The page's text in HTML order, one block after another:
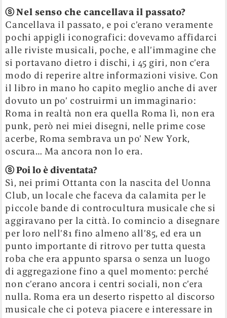
ⓢNel senso che cancellava il passato?
Cancellava il passato, e poi c’erano veramente
pochi appigli iconografici: dovevamo affidarci
alle riviste musicali, poche, e all’immagine che
si portavano dietro i dischi, i 45 giri, non c’era
modo di reperire altre informazioni visive. Con
il libro in mano ho capito meglio anche di aver
dovuto un po’ costruirmi un immaginario:
Roma in realtà non era quella Roma lì, non era
punk, però nei miei disegni, nelle prime cose
acerbe, Roma sembrava un po’ New York,
oscura… Ma ancora non lo era.
ⓢPoi lo è diventata?
Sì, nei primi Ottanta con la nascita del Uonna
Club, un locale che faceva da calamita per le
piccole bande di controcultura musicale che si
aggiravano per la città. Io comincio a disegnare
per loro nell’81 fino almeno all’85, ed era un
punto importante di ritrovo per tutta questa
roba che era appunto sparsa o senza un luogo
di aggregazione fino a quel momento: perché
non c’erano ancora i centri sociali, non c’era
nulla. Roma era un deserto rispetto al discorso
musicale che ci poteva piacere e interessare in